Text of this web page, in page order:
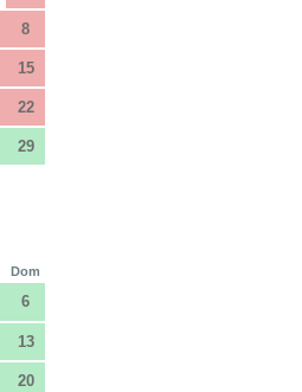
8
15
22
29
Dom
6
13
20